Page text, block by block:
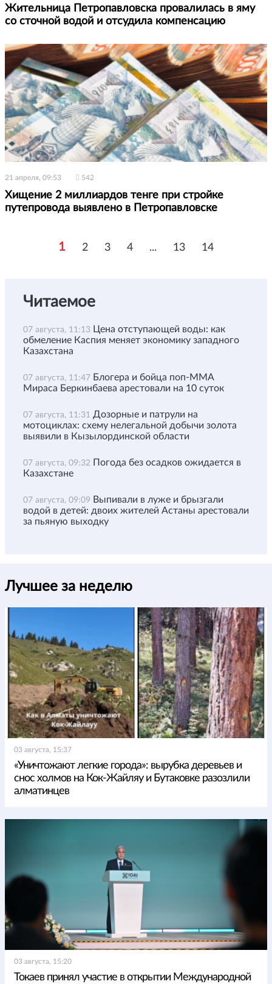
Жительница Петропавловска провалилась в яму
со сточной водой и отсудила компенсацию
21 апреля, 09:53 542
Хищение 2 миллиардов тенге при стройке
путепровода выявлено в Петропавловске
1 2 3 4 ... 13 14
Читаемое
07 августа, 11:13 Цена отступающей воды: как
обмеление Каспия меняет экономику западного
Казахстана
07 августа, 11:47 Блогера и бойца поп-ММА
Мираса Беркинбаева арестовали на 10 суток
07 августа, 11:31 Дозорные и патрули на
мотоциклах: схему нелегальной добычи золота
выявили в Кызылординской области
07 августа, 09:32 Погода без осадков ожидается в
Казахстане
07 августа, 09:09 Выпивали в луже и брызгали
водой в детей: двоих жителей Астаны арестовали
за пьяную выходку
Лучшее за неделю
03 августа, 15:37
«Уничтожают легкие города»: вырубка деревьев и
снос холмов на Кок-Жайляу и Бутаковке разозлили
алматинцев
03 августа, 15:20
Токаев принял участие в открытии Международной